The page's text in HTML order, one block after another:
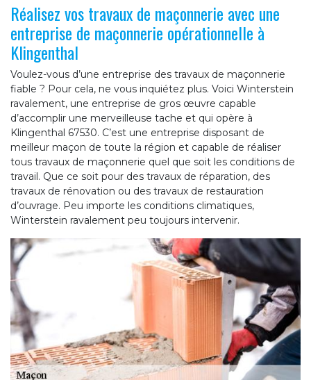
Réalisez vos travaux de maçonnerie avec une
entreprise de maçonnerie opérationnelle à
Klingenthal
Voulez-vous d’une entreprise des travaux de maçonnerie
fiable ? Pour cela, ne vous inquiétez plus. Voici Winterstein
ravalement, une entreprise de gros œuvre capable
d’accomplir une merveilleuse tache et qui opère à
Klingenthal 67530. C’est une entreprise disposant de
meilleur maçon de toute la région et capable de réaliser
tous travaux de maçonnerie quel que soit les conditions de
travail. Que ce soit pour des travaux de réparation, des
travaux de rénovation ou des travaux de restauration
d’ouvrage. Peu importe les conditions climatiques,
Winterstein ravalement peu toujours intervenir.